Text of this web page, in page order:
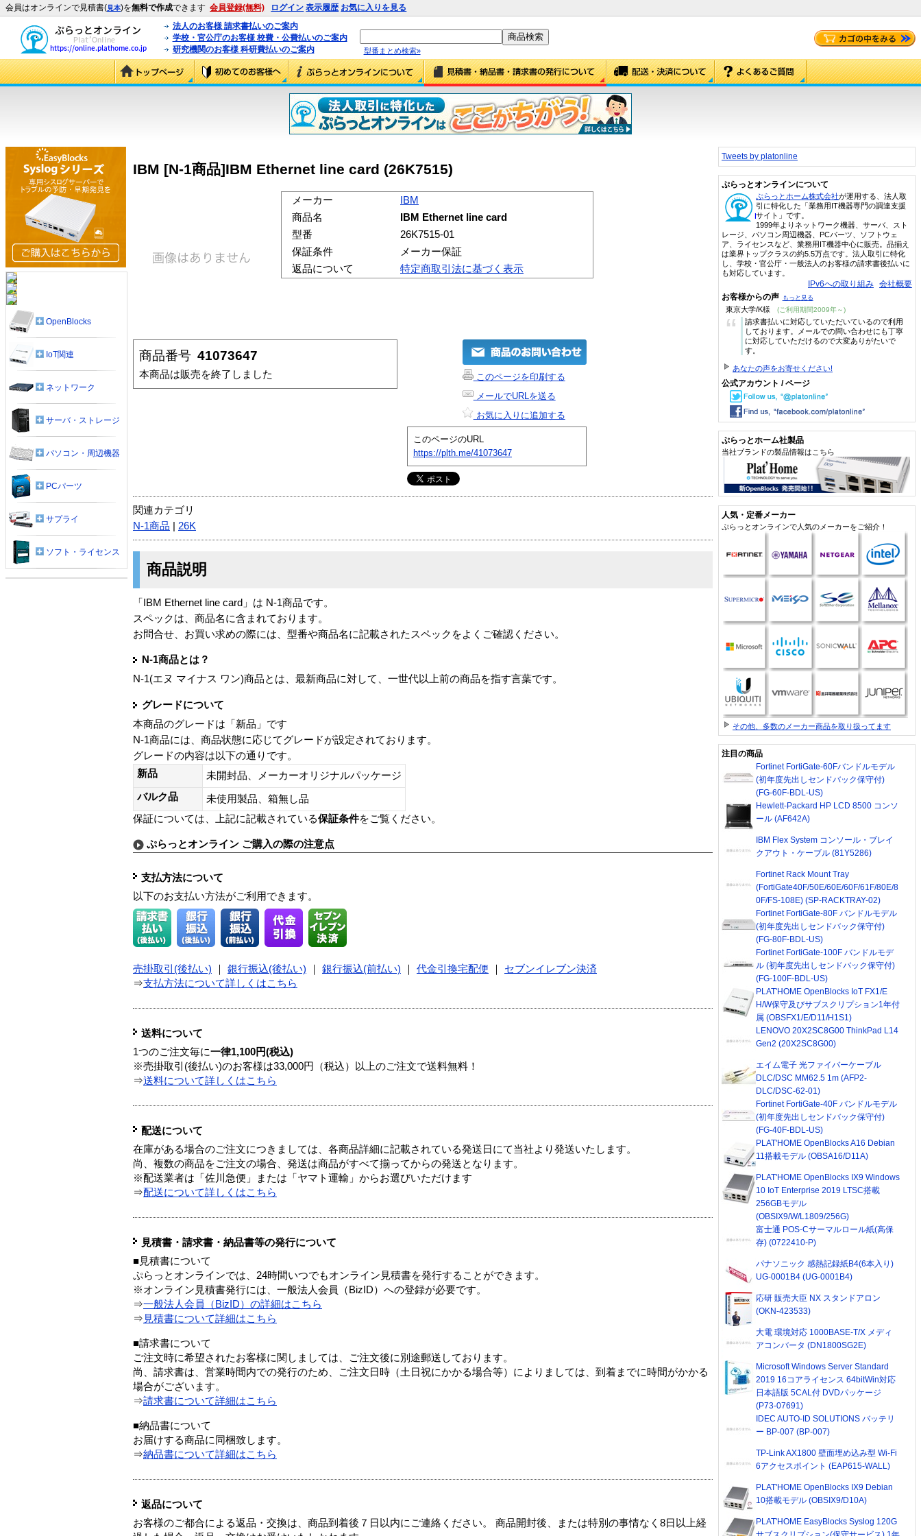
会員はオンラインで見積書(見本)を無料で作成できます 会員登録(無料) ログイン 表示履歴 お気に入りを見る
法人のお客様 請求書払いのご案内
学校・官公庁のお客様 校費・公費払いのご案内
研究機関のお客様 科研費払いのご案内
型番まとめ検索»
IBM [N-1商品]IBM Ethernet line card (26K7515)
メーカー
IBM
商品名
IBM Ethernet line card
型番
26K7515-01
保証条件
メーカー保証
返品について
特定商取引法に基づく表示
商品番号 41073647
本商品は販売を終了しました
このページを印刷する
メールでURLを送る
お気に入りに追加する
このページのURL
https://plth.me/41073647
関連カテゴリ
N-1商品
26K
商品説明
「IBM Ethernet line card」は N-1商品です。
スペックは、商品名に含まれております。
お問合せ、お買い求めの際には、型番や商品名に記載されたスペックをよくご確認ください。
N-1商品とは？
N-1(エヌ マイナス ワン)商品とは、最新商品に対して、一世代以上前の商品を指す言葉です。
グレードについて
本商品のグレードは「新品」です
N-1商品には、商品状態に応じてグレードが設定されております。
グレードの内容は以下の通りです。
新品
未開封品、メーカーオリジナルパッケージ
バルク品
未使用製品、箱無し品
保証については、上記に記載されている保証条件をご覧ください。
ぷらっとオンライン ご購入の際の注意点
支払方法について
以下のお支払い方法がご利用できます。
売掛取引(後払い) 銀行振込(後払い) 銀行振込(前払い) 代金引換宅配便
セブンイレブン決済
⇒支払方法について詳しくはこちら
送料について
1つのご注文毎に一律1,100円(税込)
※売掛取引(後払い)のお客様は33,000円（税込）以上のご注文で送料無料！
⇒送料について詳しくはこちら
配送について
在庫がある場合のご注文につきましては、各商品詳細に記載されている発送日にて当社より発送いたします。
尚、複数の商品をご注文の場合、発送は商品がすべて揃ってからの発送となります。
※配送業者は「佐川急便」または「ヤマト運輸」からお選びいただけます
⇒配送について詳しくはこちら
見積書・請求書・納品書等の発行について
■見積書について
ぷらっとオンラインでは、24時間いつでもオンライン見積書を発行することができます。
※オンライン見積書発行には、一般法人会員（BizID）への登録が必要です。
⇒一般法人会員（BizID）の詳細はこちら
⇒ 見積書について詳細はこちら
■請求書について
ご注文時に希望されたお客様に関しましては、ご注文後に別途郵送しております。
尚、請求書は、営業時間内での発行のため、ご注文日時（土日祝にかかる場合等）によりましては、到着までに時間がかかる
場合がございます。
⇒請求書について詳細はこちら
■納品書について
お届けする商品に同梱致します。
⇒納品書について詳細はこちら
返品について
お客様のご都合による返品・交換は、商品到着後７日以内にご連絡ください。 商品開封後、または特別の事情なく8日以上経
OpenBlocks
IoT関連
ネットワーク
サーバ・ストレージ
パソコン・周辺機器
PCパーツ
サプライ
ソフト・ライセンス
Tweets by platonline
ぷらっとオンラインについて
ぷらっとホーム株式会社が運用する、法人取
引に特化した「業務用IT機器専門の調達支援
サイト」です。
1999年よりネットワーク機器、サーバ、スト
レージ、パソコン周辺機器、PCパーツ、ソフトウェ
ア、ライセンスなど、業務用IT機器中心に販売。品揃え
は業界トップクラスの約5.5万点です。法人取引に特化
し、学校・官公庁・一般法人のお客様の請求書後払いに
も対応しています。
IPv6への取り組み 会社概要
お客様からの声 もっと見る
東京大学/K様 (ご利用期間2009年～)
“
請求書払いに対応していただいているので利用
しております。メールでの問い合わせにも丁寧
に対応していただけるので大変ありがたいで
す。
あなたの声をお寄せください!
公式アカウント / ページ
ぷらっとホーム社製品
当社ブランドの製品情報はこちら
人気・定番メーカー
ぷらっとオンラインで人気のメーカーをご紹介！
その他、多数のメーカー商品を取り扱ってます
注目の商品
Fortinet FortiGate-60Fバンドルモデル
(初年度先出しセンドバック保守付)
(FG-60F-BDL-US)
Hewlett-Packard HP LCD 8500 コンソ
ール (AF642A)
IBM Flex System コンソール・ブレイ
クアウト・ケーブル (81Y5286)
Fortinet Rack Mount Tray
(FortiGate40F/50E/60E/60F/61F/80E/8
0F/FS-108E) (SP-RACKTRAY-02)
Fortinet FortiGate-80F バンドルモデル
(初年度先出しセンドバック保守付)
(FG-80F-BDL-US)
Fortinet FortiGate-100F バンドルモデ
ル (初年度先出しセンドバック保守付)
(FG-100F-BDL-US)
PLAT'HOME OpenBlocks IoT FX1/E
H/W保守及びサブスクリプション1年付
属 (OBSFX1/E/D11/H1S1)
LENOVO 20X2SC8G00 ThinkPad L14
Gen2 (20X2SC8G00)
エイム電子 光ファイバーケーブル
DLC/DSC MM62.5 1m (AFP2-
DLC/DSC-62-01)
Fortinet FortiGate-40F バンドルモデル
(初年度先出しセンドバック保守付)
(FG-40F-BDL-US)
PLAT'HOME OpenBlocks A16 Debian
11搭載モデル (OBSA16/D11A)
PLAT'HOME OpenBlocks IX9 Windows
10 IoT Enterprise 2019 LTSC搭載
256GBモデル
(OBSIX9/W/L1809/256G)
富士通 POS-Cサーマルロール紙(高保
存) (0722410-P)
パナソニック 感熱記録紙B4(6本入り)
UG-0001B4 (UG-0001B4)
応研 販売大臣 NX スタンドアロン
(OKN-423533)
大電 環境対応 1000BASE-T/X メディ
アコンバータ (DN1800SG2E)
Microsoft Windows Server Standard
2019 16コアライセンス 64bitWin対応
日本語版 5CAL付 DVDパッケージ
(P73-07691)
IDEC AUTO-ID SOLUTIONS バッテリ
ー BP-007 (BP-007)
TP-Link AX1800 壁面埋め込み型 Wi-Fi
6アクセスポイント (EAP615-WALL)
PLAT'HOME OpenBlocks IX9 Debian
10搭載モデル (OBSIX9/D10A)
PLAT'HOME EasyBlocks Syslog 120G